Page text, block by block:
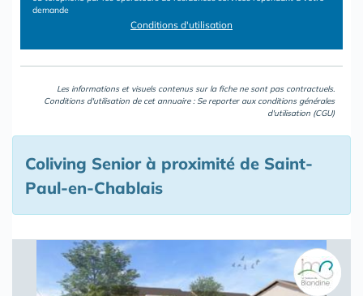
demande
Conditions d'utilisation
Les informations et visuels contenus sur la fiche ne sont pas contractuels.
Conditions d'utilisation de cet annuaire : Se reporter aux conditions générales
d'utilisation (CGU)
Coliving Senior à proximité de Saint-
Paul-en-Chablais